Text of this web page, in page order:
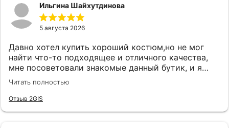
Ильгина Шайхутдинова
5 августа 2026
Давно хотел купить хороший костюм,но не мог
найти что-то подходящее и отличного качества,
мне посоветовали знакомые данный бутик, и я
удивился огромному выбору костюмов и при этом
качественного.Как зашел консультант Карина
встретила очень вежливо и сразу
Читать полностью
Отзыв 2GIS